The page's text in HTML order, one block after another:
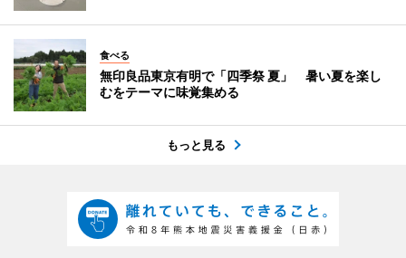
食べる
無印良品東京有明で「四季祭 夏」 暑い夏を楽し
むをテーマに味覚集める
もっと見る